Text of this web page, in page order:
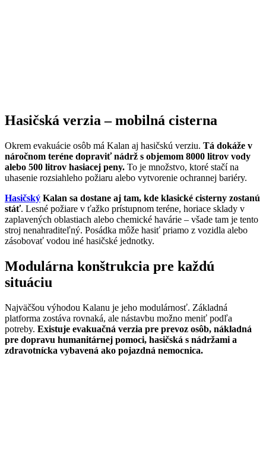
Hasičská verzia – mobilná cisterna
Okrem evakuácie osôb má Kalan aj hasičskú verziu. Tá dokáže v
náročnom teréne dopraviť nádrž s objemom 8000 litrov vody
alebo 500 litrov hasiacej peny. To je množstvo, ktoré stačí na
uhasenie rozsiahleho požiaru alebo vytvorenie ochrannej bariéry.
Hasičský Kalan sa dostane aj tam, kde klasické cisterny zostanú
stáť. Lesné požiare v ťažko prístupnom teréne, horiace sklady v
zaplavených oblastiach alebo chemické havárie – všade tam je tento
stroj nenahraditeľný. Posádka môže hasiť priamo z vozidla alebo
zásobovať vodou iné hasičské jednotky.
Modulárna konštrukcia pre každú
situáciu
Najväčšou výhodou Kalanu je jeho modulárnosť. Základná
platforma zostáva rovnaká, ale nástavbu možno meniť podľa
potreby. Existuje evakuačná verzia pre prevoz osôb, nákladná
pre dopravu humanitárnej pomoci, hasičská s nádržami a
zdravotnícka vybavená ako pojazdná nemocnica.